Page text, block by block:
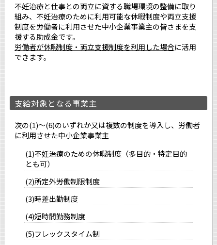
不妊治療と仕事との両立に資する職場環境の整備に取り
組み、不妊治療のために利用可能な休暇制度や両立支援
制度を労働者に利用させた中小企業事業主の皆さまを支
援する助成金です。
労働者が休暇制度・両立支援制度を利用した場合に活用
できます。
支給対象となる事業主
次の(1)～(6)のいずれか又は複数の制度を導入し、労働者
に利用させた中小企業事業主
(1)不妊治療のための休暇制度（多目的・特定目的
とも可）
(2)所定外労働制限制度
(3)時差出勤制度
(4)短時間勤務制度
(5)フレックスタイム制